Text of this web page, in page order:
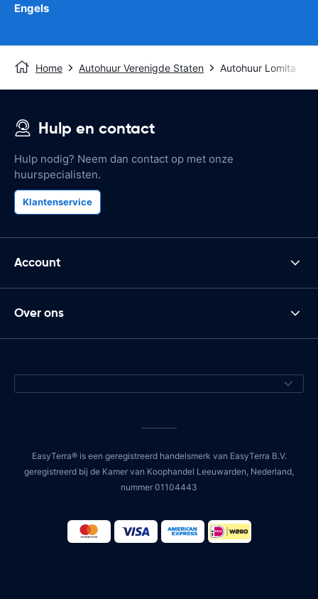
Engels
Home Autohuur Verenigde Staten Autohuur Lomita
Hulp en contact
Hulp nodig? Neem dan contact op met onze
huurspecialisten.
Klantenservice
Account
Over ons
EasyTerra® is een geregistreerd handelsmerk van EasyTerra B.V.
geregistreerd bij de Kamer van Koophandel Leeuwarden, Nederland,
nummer 01104443